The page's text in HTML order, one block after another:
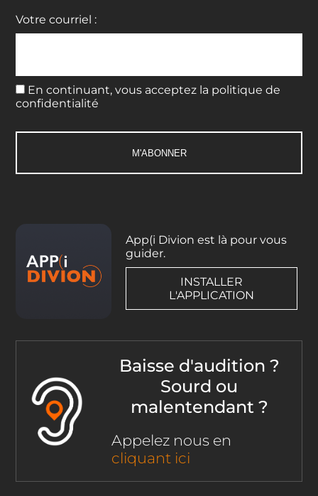
Votre courriel :
En continuant, vous acceptez la politique de
confidentialité
App(i Divion est là pour vous
guider.
INSTALLER
L'APPLICATION
Baisse d'audition ?
Sourd ou
malentendant ?
Appelez nous en
cliquant ici